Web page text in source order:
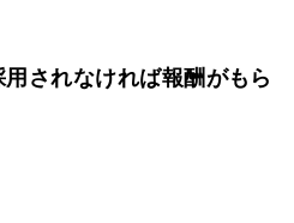
されなければ報酬がもら